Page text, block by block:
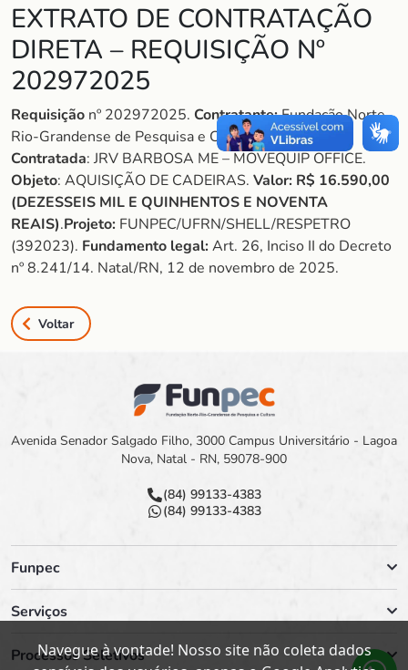
EXTRATO DE CONTRATAÇÃO
DIRETA – REQUISIÇÃO Nº
202972025
Requisição nº 202972025. Contratante:Fundação Norte-
Rio-Grandense de Pesquisa e Cultura – FUNPEC.
Contratada: JRV BARBOSA ME – MOVEQUIP OFFICE.
Objeto: AQUISIÇÃO DE CADEIRAS. Valor: R$ 16.590,00
(DEZESSEIS MIL E QUINHENTOS E NOVENTA
REAIS).Projeto: FUNPEC/UFRN/SHELL/RESPETRO
(392023). Fundamento legal:Art. 26, Inciso II do Decreto
nº 8.241/14. Natal/RN, 12 de novembro de 2025.
Voltar
Avenida Senador Salgado Filho, 3000 Campus Universitário - Lagoa
Nova, Natal - RN, 59078-900
(84) 99133-4383
(84) 99133-4383
Funpec
Serviços
Processos Seletivos
Navegue à vontade! Nosso site não coleta dados